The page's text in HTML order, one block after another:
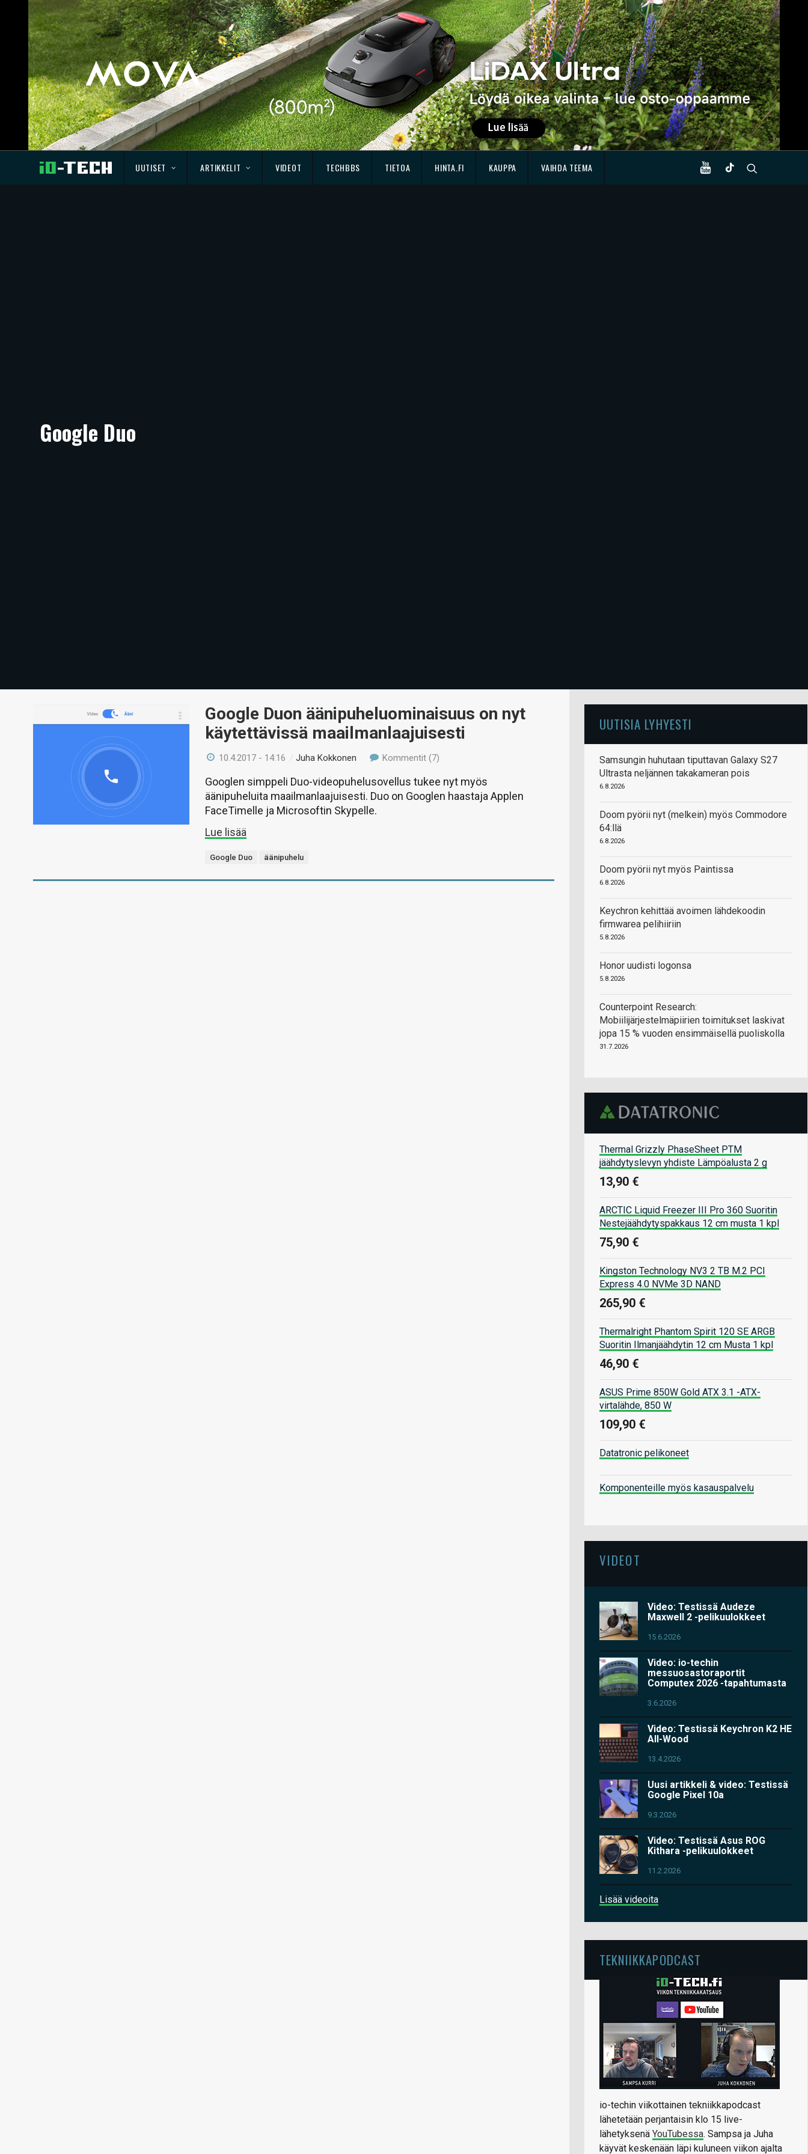
UUTISET ARTIKKELIT VIDEOT TECHBBS TIETOA HINTA.FI KAUPPA VAIHDA TEEMA
Google Duo
Google Duon äänipuheluominaisuus on nyt
käytettävissä maailmanlaajuisesti
10.4.2017 - 14:16 /Juha Kokkonen Kommentit (7)
Googlen simppeli Duo-videopuhelusovellus tukee nyt myös
äänipuheluita maailmanlaajuisesti. Duo on Googlen haastaja Applen
FaceTimelle ja Microsoftin Skypelle.
Lue lisää
Google Duo äänipuhelu
UUTISIA LYHYESTI
Samsungin huhutaan tiputtavan Galaxy S27
Ultrasta neljännen takakameran pois
6.8.2026
Doom pyörii nyt (melkein) myös Commodore
64:llä
6.8.2026
Doom pyörii nyt myös Paintissa
6.8.2026
Keychron kehittää avoimen lähdekoodin
firmwarea pelihiiriin
5.8.2026
Honor uudisti logonsa
5.8.2026
Counterpoint Research:
Mobiilijärjestelmäpiirien toimitukset laskivat
jopa 15 % vuoden ensimmäisellä puoliskolla
31.7.2026
Thermal Grizzly PhaseSheet PTM
jäähdytyslevyn yhdiste Lämpöalusta 2 g
13,90 €
ARCTIC Liquid Freezer III Pro 360 Suoritin
Nestejäähdytyspakkaus 12 cm musta 1 kpl
75,90 €
Kingston Technology NV3 2 TB M.2 PCI
Express 4.0 NVMe 3D NAND
265,90 €
Thermalright Phantom Spirit 120 SE ARGB
Suoritin Ilmanjäähdytin 12 cm Musta 1 kpl
46,90 €
ASUS Prime 850W Gold ATX 3.1 -ATX-
virtalähde, 850 W
109,90 €
Datatronic pelikoneet
Komponenteille myös kasauspalvelu
VIDEOT
Video: Testissä Audeze
Maxwell 2 -pelikuulokkeet
15.6.2026
Video: io-techin
messuosastoraportit
Computex 2026 -tapahtumasta
3.6.2026
Video: Testissä Keychron K2 HE
All-Wood
13.4.2026
Uusi artikkeli & video: Testissä
Google Pixel 10a
9.3.2026
Video: Testissä Asus ROG
Kithara -pelikuulokkeet
11.2.2026
Lisää videoita
TEKNIIKKAPODCAST
io-techin viikottainen tekniikkapodcast
lähetetään perjantaisin klo 15 live-
lähetyksenä YouTubessa. Sampsa ja Juha
käyvät keskenään läpi kuluneen viikon ajalta